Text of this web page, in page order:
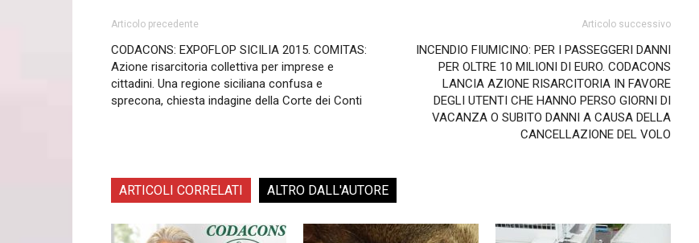
Articolo precedente
CODACONS: EXPOFLOP SICILIA 2015. COMITAS:
Azione risarcitoria collettiva per imprese e
cittadini. Una regione siciliana confusa e
sprecona, chiesta indagine della Corte dei Conti
Articolo successivo
INCENDIO FIUMICINO: PER I PASSEGGERI DANNI
PER OLTRE 10 MILIONI DI EURO. CODACONS
LANCIA AZIONE RISARCITORIA IN FAVORE
DEGLI UTENTI CHE HANNO PERSO GIORNI DI
VACANZA O SUBITO DANNI A CAUSA DELLA
CANCELLAZIONE DEL VOLO
ARTICOLI CORRELATI ALTRO DALL'AUTORE